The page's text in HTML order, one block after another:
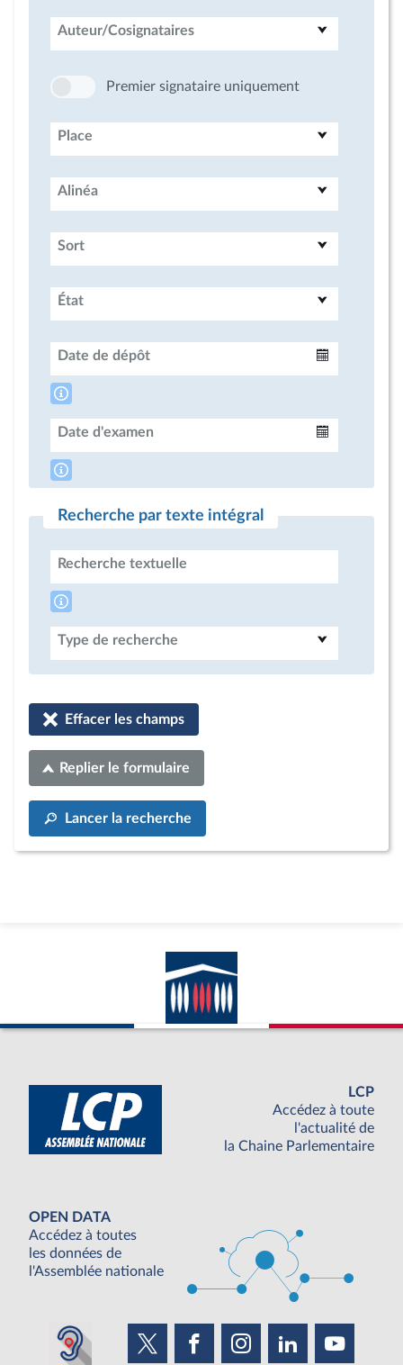
Auteur/Cosignataires
Premier signataire uniquement
Place
Alinéa
Sort
État
Date de dépôt
Date d'examen
Recherche par texte intégral
Recherche textuelle
Type de recherche
Effacer les champs
Replier le formulaire
Lancer la recherche
LCP
Accédez à toute
l'actualité de
la Chaine Parlementaire
OPEN DATA
Accédez à toutes
les données de
l'Assemblée nationale